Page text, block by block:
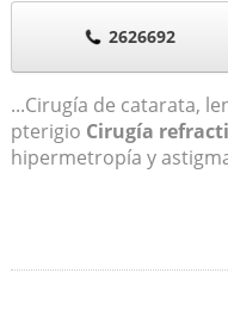
2626692
...Cirugía de catarata,
pterigio Cirugía
hipermetropía y